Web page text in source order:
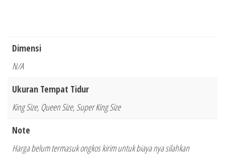
Dimensi
N/A
Ukuran Tempat Tidur
King Size, Queen Size, Super King Size
Note
Harga belum termasuk ongkos kirim untuk biaya nya silahkan